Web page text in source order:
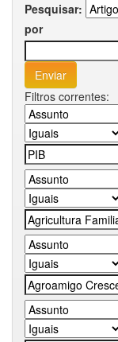
Pesquisar:
por
Filtros correntes: